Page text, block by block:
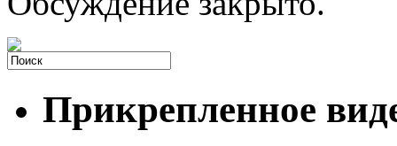
Прикрепленное